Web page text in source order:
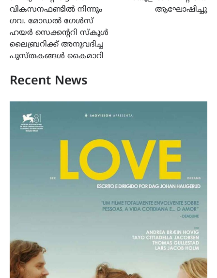
വികസനഫണ്ടിൽ നിന്നും
ഗവ. മോഡൽ ഗേൾസ്
ഹയർ സെക്കന്ററി സ്കൂൾ
ലൈബ്രറിക്ക് അനുവദിച്ച
പുസ്തകങ്ങള്‍ കൈമാറി
ആഘോഷിച്ചു
Recent News